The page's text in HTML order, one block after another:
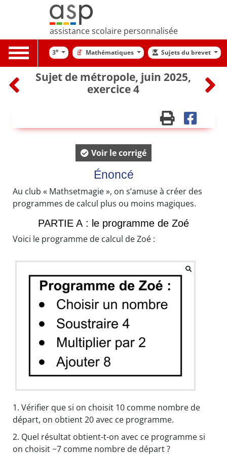
assistance scolaire personnalisée
Toggle
navigation
3e Mathématiques Sujets du brevet
Sujet de métropole, juin 2025,
exercice 4
Voir le corrigé
Énoncé
Au club « Mathsetmagie », on s’amuse à créer des
programmes de calcul plus ou moins magiques.
PARTIE A : le programme de Zoé
Voici le programme de calcul de Zoé :
1. Vérifier que si on choisit 10 comme nombre de
départ, on obtient 20 avec ce programme.
2. Quel résultat obtient-t-on avec ce programme si
on choisit −7 comme nombre de départ ?